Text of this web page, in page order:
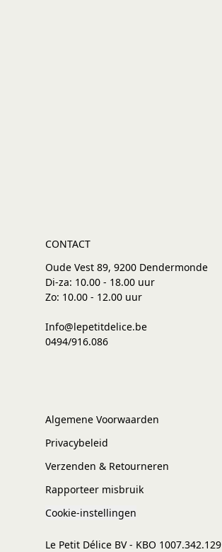
CONTACT
Oude Vest 89, 9200 Dendermonde
Di-za: 10.00 - 18.00 uur
Zo: 10.00 - 12.00 uur
Info@lepetitdelice.be
0494/916.086
Algemene Voorwaarden
Privacybeleid
Verzenden & Retourneren
Rapporteer misbruik
Cookie-instellingen
Le Petit Délice BV - KBO 1007.342.129